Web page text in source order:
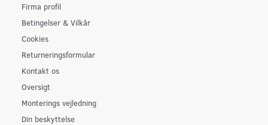
Firma profil
Betingelser & Vilkår
Cookies
Returneringsformular
Kontakt os
Oversigt
Monterings vejledning
Din beskyttelse